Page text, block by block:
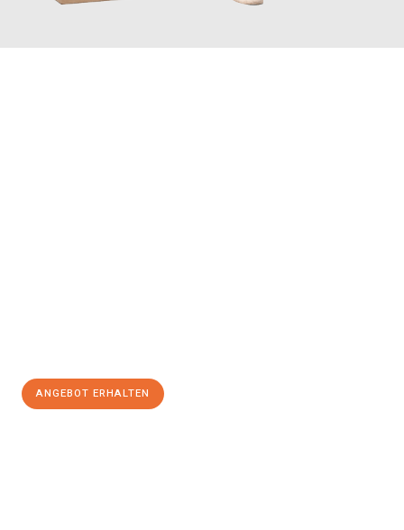
ANGEBOT ERHALTEN